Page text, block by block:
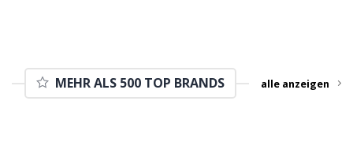
MEHR ALS 500 TOP BRANDS alle anzeigen